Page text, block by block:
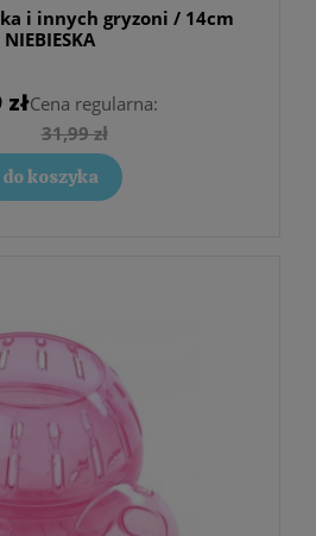
i innych gryzoni / 14cm
NIEBIESKA
złCena regularna:
31,99 zł
do koszyka